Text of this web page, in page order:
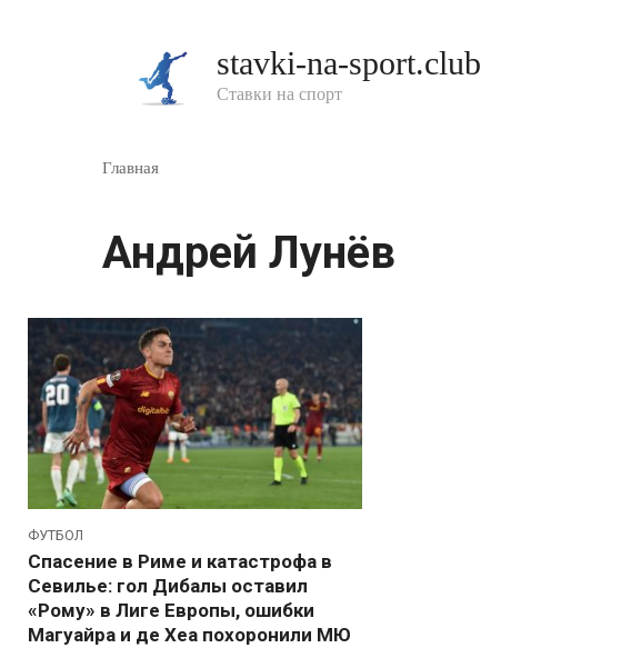
stavki-na-sport.club
Ставки на спорт
Главная
Андрей Лунёв
ФУТБОЛ
Спасение в Риме и катастрофа в
Севилье: гол Дибалы оставил
«Рому» в Лиге Европы, ошибки
Магуайра и де Хеа похоронили МЮ